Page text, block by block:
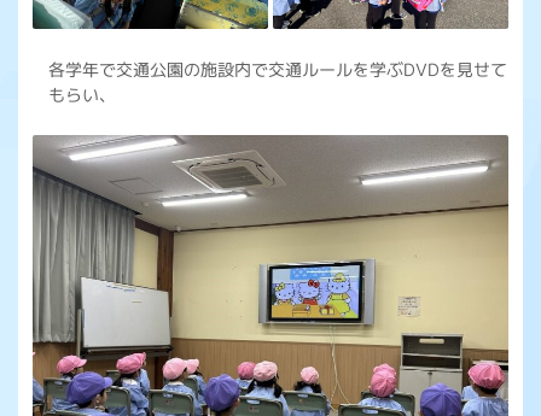
各学年で交通公園の施設内で交通ルールを学ぶDVDを見せて
もらい、